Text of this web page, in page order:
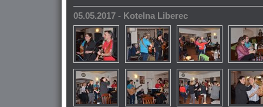
05.05.2017 - Kotelna Liberec